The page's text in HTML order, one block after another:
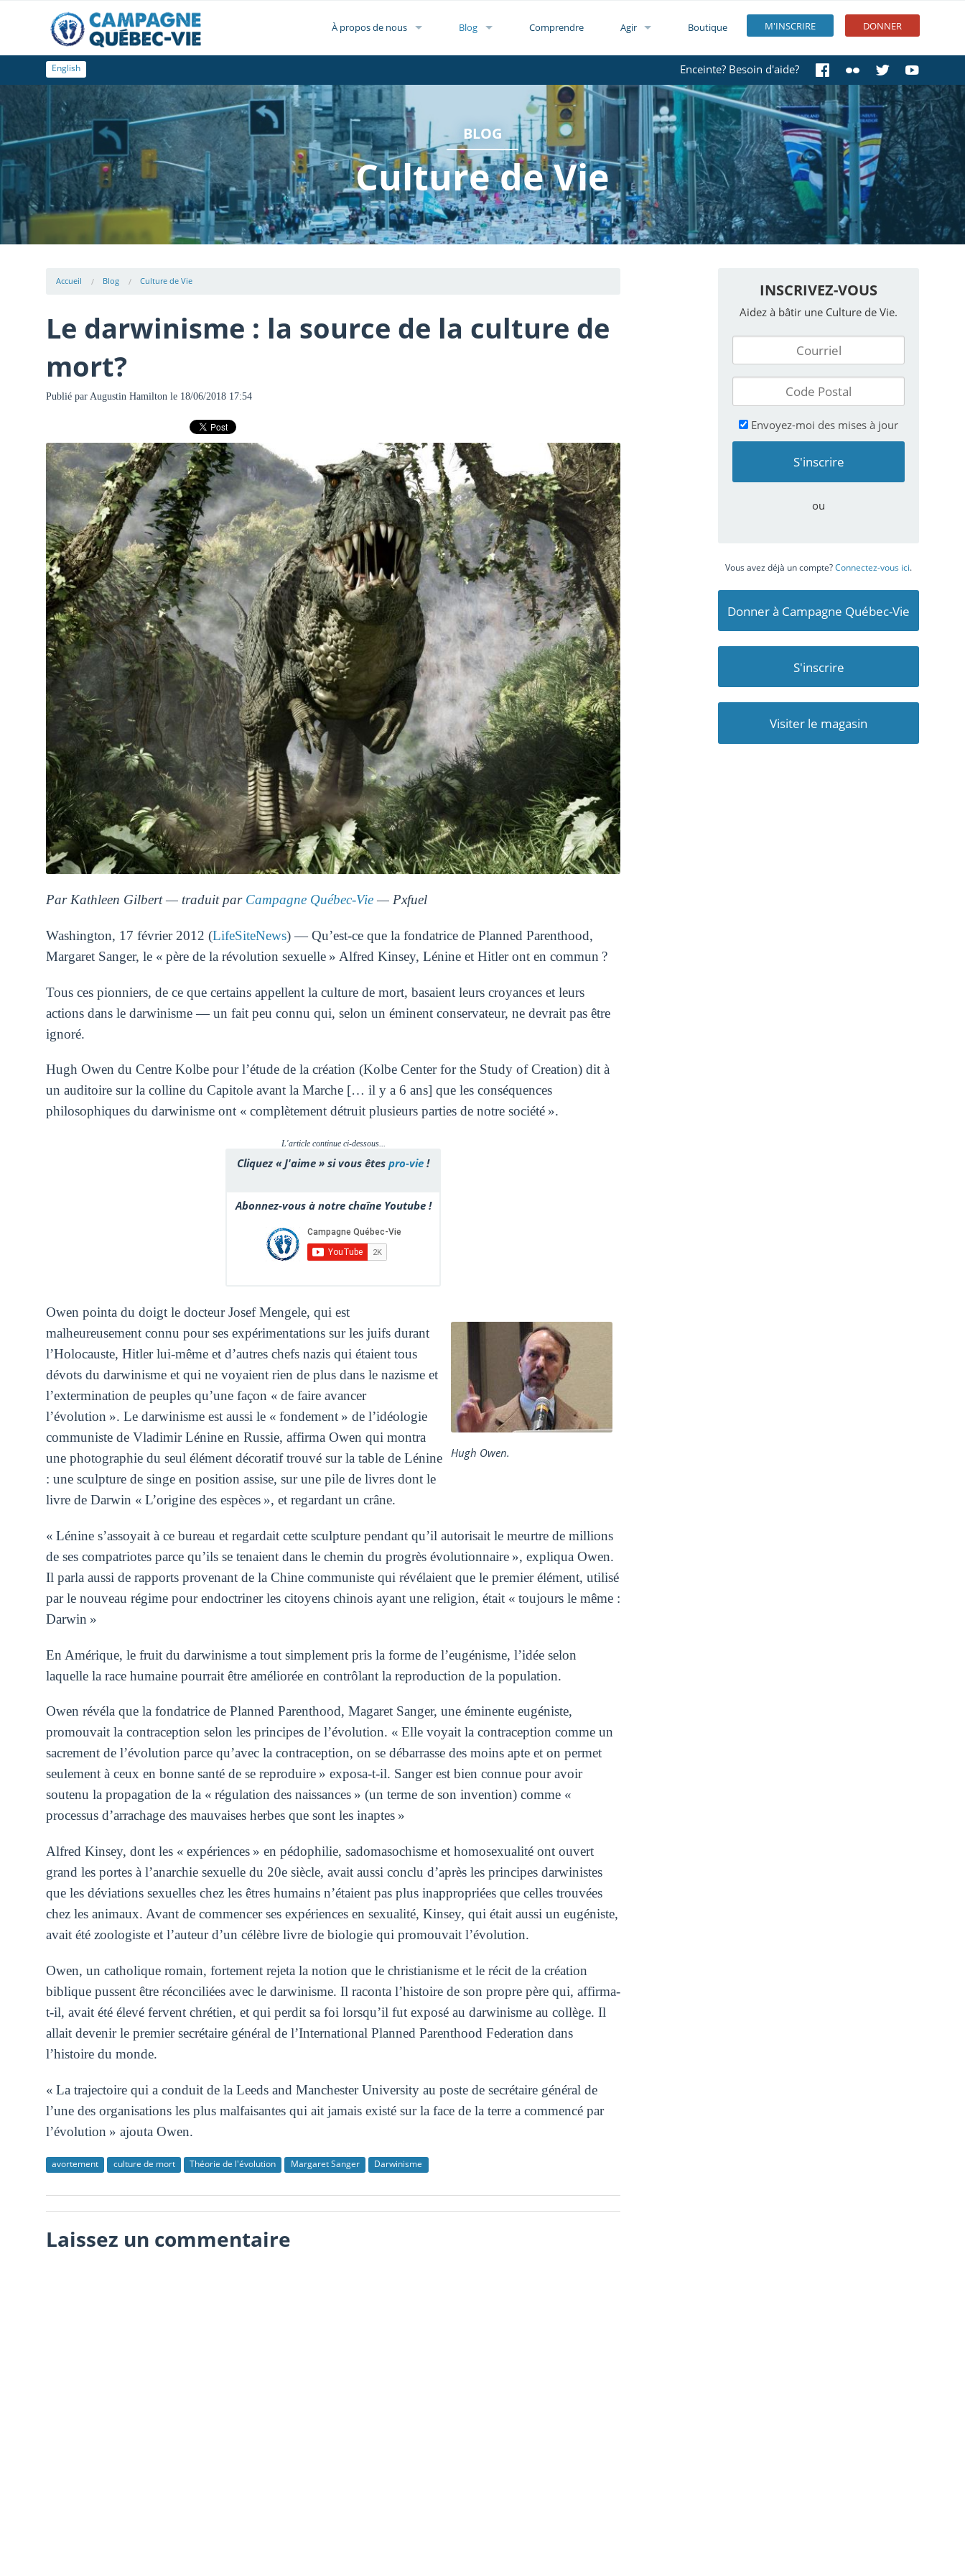
M'INSCRIRE DONNER
À propos de nous Blog Comprendre Agir Boutique
Enceinte? Besoin d'aide?
English
BLOG
Culture de Vie
Accueil Blog Culture de Vie
Le darwinisme : la source de la culture de
mort?
Publié par Augustin Hamilton le 18/06/2018 17:54
Par Kathleen Gilbert — traduit par Campagne Québec-Vie— Pxfuel
Washington, 17 février 2012 (LifeSiteNews) — Qu’est-ce que la fondatrice de Planned Parenthood,
Margaret Sanger, le « père de la révolution sexuelle » Alfred Kinsey, Lénine et Hitler ont en commun ?
Tous ces pionniers, de ce que certains appellent la culture de mort, basaient leurs croyances et leurs
actions dans le darwinisme — un fait peu connu qui, selon un éminent conservateur, ne devrait pas être
ignoré.
Hugh Owen du Centre Kolbe pour l’étude de la création (Kolbe Center for the Study of Creation) dit à
un auditoire sur la colline du Capitole avant la Marche [… il y a 6 ans] que les conséquences
philosophiques du darwinisme ont « complètement détruit plusieurs parties de notre société ».
L'article continue ci-dessous...
Cliquez « J'aime » si vous êtes pro-vie !
Abonnez-vous à notre chaîne Youtube !
Hugh Owen.
Owen pointa du doigt le docteur Josef Mengele, qui est
malheureusement connu pour ses expérimentations sur les juifs durant
l’Holocauste, Hitler lui-même et d’autres chefs nazis qui étaient tous
dévots du darwinisme et qui ne voyaient rien de plus dans le nazisme et
l’extermination de peuples qu’une façon « de faire avancer
l’évolution ». Le darwinisme est aussi le « fondement » de l’idéologie
communiste de Vladimir Lénine en Russie, affirma Owen qui montra
une photographie du seul élément décoratif trouvé sur la table de Lénine
: une sculpture de singe en position assise, sur une pile de livres dont le
livre de Darwin « L’origine des espèces », et regardant un crâne.
« Lénine s’assoyait à ce bureau et regardait cette sculpture pendant qu’il autorisait le meurtre de millions
de ses compatriotes parce qu’ils se tenaient dans le chemin du progrès évolutionnaire », expliqua Owen.
Il parla aussi de rapports provenant de la Chine communiste qui révélaient que le premier élément, utilisé
par le nouveau régime pour endoctriner les citoyens chinois ayant une religion, était « toujours le même :
Darwin »
En Amérique, le fruit du darwinisme a tout simplement pris la forme de l’eugénisme, l’idée selon
laquelle la race humaine pourrait être améliorée en contrôlant la reproduction de la population.
Owen révéla que la fondatrice de Planned Parenthood, Magaret Sanger, une éminente eugéniste,
promouvait la contraception selon les principes de l’évolution. « Elle voyait la contraception comme un
sacrement de l’évolution parce qu’avec la contraception, on se débarrasse des moins apte et on permet
seulement à ceux en bonne santé de se reproduire » exposa-t-il. Sanger est bien connue pour avoir
soutenu la propagation de la « régulation des naissances » (un terme de son invention) comme «
processus d’arrachage des mauvaises herbes que sont les inaptes »
Alfred Kinsey, dont les « expériences » en pédophilie, sadomasochisme et homosexualité ont ouvert
grand les portes à l’anarchie sexuelle du 20e siècle, avait aussi conclu d’après les principes darwinistes
que les déviations sexuelles chez les êtres humains n’étaient pas plus inappropriées que celles trouvées
chez les animaux. Avant de commencer ses expériences en sexualité, Kinsey, qui était aussi un eugéniste,
avait été zoologiste et l’auteur d’un célèbre livre de biologie qui promouvait l’évolution.
Owen, un catholique romain, fortement rejeta la notion que le christianisme et le récit de la création
biblique pussent être réconciliées avec le darwinisme. Il raconta l’histoire de son propre père qui, affirma-
t-il, avait été élevé fervent chrétien, et qui perdit sa foi lorsqu’il fut exposé au darwinisme au collège. Il
allait devenir le premier secrétaire général de l’International Planned Parenthood Federation dans
l’histoire du monde.
« La trajectoire qui a conduit de la Leeds and Manchester University au poste de secrétaire général de
l’une des organisations les plus malfaisantes qui ait jamais existé sur la face de la terre a commencé par
l’évolution » ajouta Owen.
avortement culture de mort Théorie de l'évolution Margaret Sanger Darwinisme
Laissez un commentaire
INSCRIVEZ-VOUS
Aidez à bâtir une Culture de Vie.
Envoyez-moi des mises à jour
ou
Vous avez déjà un compte?Connectez-vous ici.
Donner à Campagne Québec-Vie
S'inscrire
Visiter le magasin